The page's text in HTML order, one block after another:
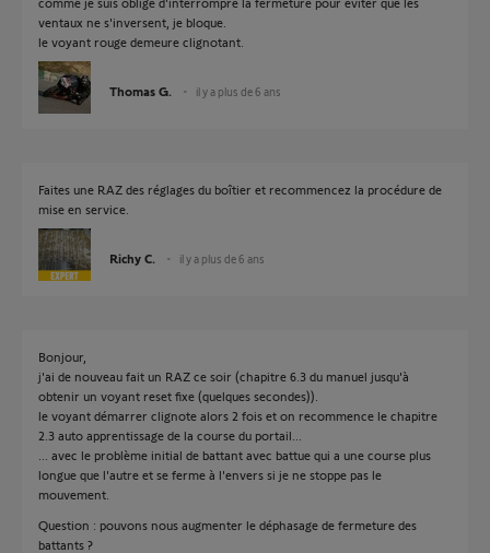
ventaux ne s'inversent, je bloque.
le voyant rouge demeure clignotant.
Thomas G. il y a plus de 6 ans
Faites une RAZ des réglages du boîtier et recommencez la procédure de
mise en service.
Richy C. il y a plus de 6 ans
Bonjour,
j'ai de nouveau fait un RAZ ce soir (chapitre 6.3 du manuel jusqu'à
obtenir un voyant reset fixe (quelques secondes)).
le voyant démarrer clignote alors 2 fois et on recommence le chapitre
2.3 auto apprentissage de la course du portail...
... avec le problème initial de battant avec battue qui a une course plus
longue que l'autre et se ferme à l'envers si je ne stoppe pas le
mouvement.
Question : pouvons nous augmenter le déphasage de fermeture des
battants ?